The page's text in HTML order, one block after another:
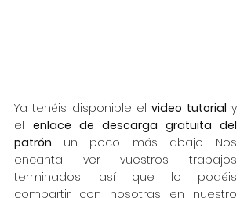
Ya tenéis disponible el video tutorial y
el enlace de descarga gratuita del
patrón un poco más abajo. Nos
encanta ver vuestros trabajos
terminados, así que lo podéis